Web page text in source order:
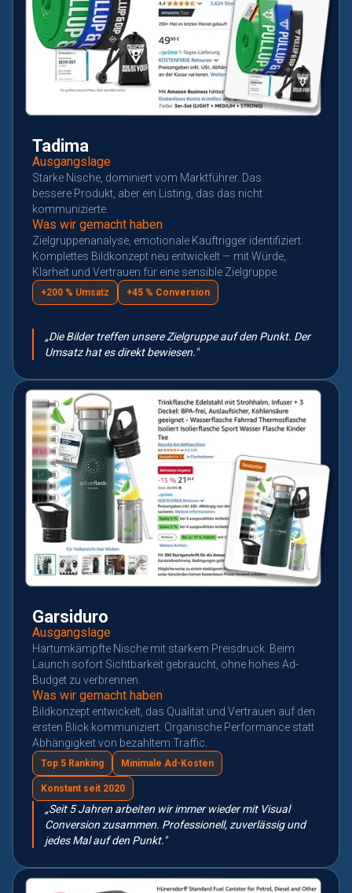
Tadima
Ausgangslage
Starke Nische, dominiert vom Marktführer. Das
bessere Produkt, aber ein Listing, das das nicht
kommunizierte.
Was wir gemacht haben
Zielgruppenanalyse, emotionale Kauftrigger identifiziert.
Komplettes Bildkonzept neu entwickelt — mit Würde,
Klarheit und Vertrauen für eine sensible Zielgruppe.
+200 % Umsatz +45 % Conversion
„Die Bilder treffen unsere Zielgruppe auf den Punkt. Der
Umsatz hat es direkt bewiesen."
Garsiduro
Ausgangslage
Hartumkämpfte Nische mit starkem Preisdruck. Beim
Launch sofort Sichtbarkeit gebraucht, ohne hohes Ad-
Budget zu verbrennen.
Was wir gemacht haben
Bildkonzept entwickelt, das Qualität und Vertrauen auf den
ersten Blick kommuniziert. Organische Performance statt
Abhängigkeit von bezahltem Traffic.
Top 5 Ranking Minimale Ad-Kosten
Konstant seit 2020
„Seit 5 Jahren arbeiten wir immer wieder mit Visual
Conversion zusammen. Professionell, zuverlässig und
jedes Mal auf den Punkt."